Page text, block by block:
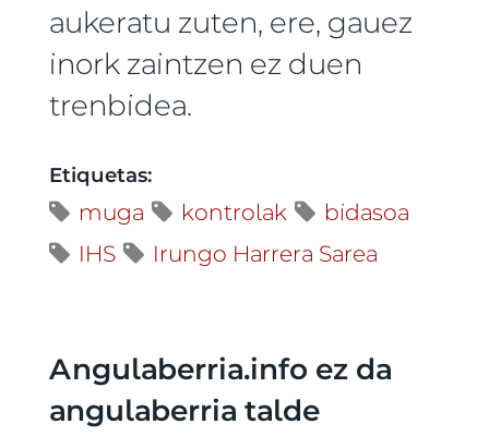
aukeratu zuten, ere, gauez
inork zaintzen ez duen
trenbidea.
Etiquetas:
muga kontrolak
bidasoa
IHS
Irungo Harrera Sarea
Angulaberria.info ez da
angulaberria talde